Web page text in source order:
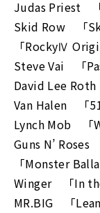
Judas Priest
Skid Row 「
「RockyⅣ
Steve Vai 「
David Lee Roth
Van Halen 「
Lynch Mob 「
Guns N’
「Monster
Winger 「In
MR.BIG 「